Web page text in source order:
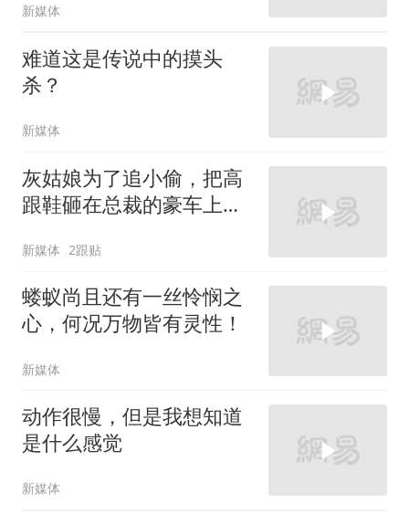
新媒体
难道这是传说中的摸头
杀？
新媒体
灰姑娘为了追小偷，把高
跟鞋砸在总裁的豪车上，
新媒体 2跟贴
蝼蚁尚且还有一丝怜悯之
心，何况万物皆有灵性！
新媒体
动作很慢，但是我想知道
是什么感觉
新媒体